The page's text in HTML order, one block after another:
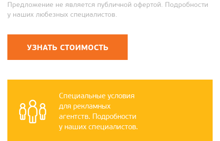
Предложение не является публичной офертой. Подробности
у наших любезных специалистов.
УЗНАТЬ СТОИМОСТЬ
Специальные условия
для рекламных
агентств. Подробности
у наших специалистов.